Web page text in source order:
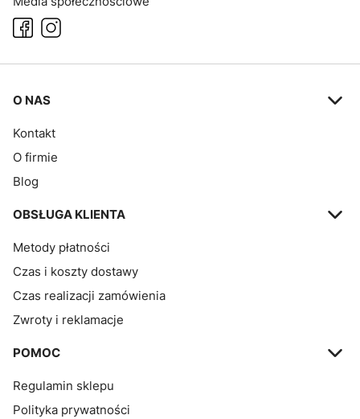
Linki w stopce
O NAS
Kontakt
O firmie
Blog
OBSŁUGA KLIENTA
Metody płatności
Czas i koszty dostawy
Czas realizacji zamówienia
Zwroty i reklamacje
POMOC
Regulamin sklepu
Polityka prywatności